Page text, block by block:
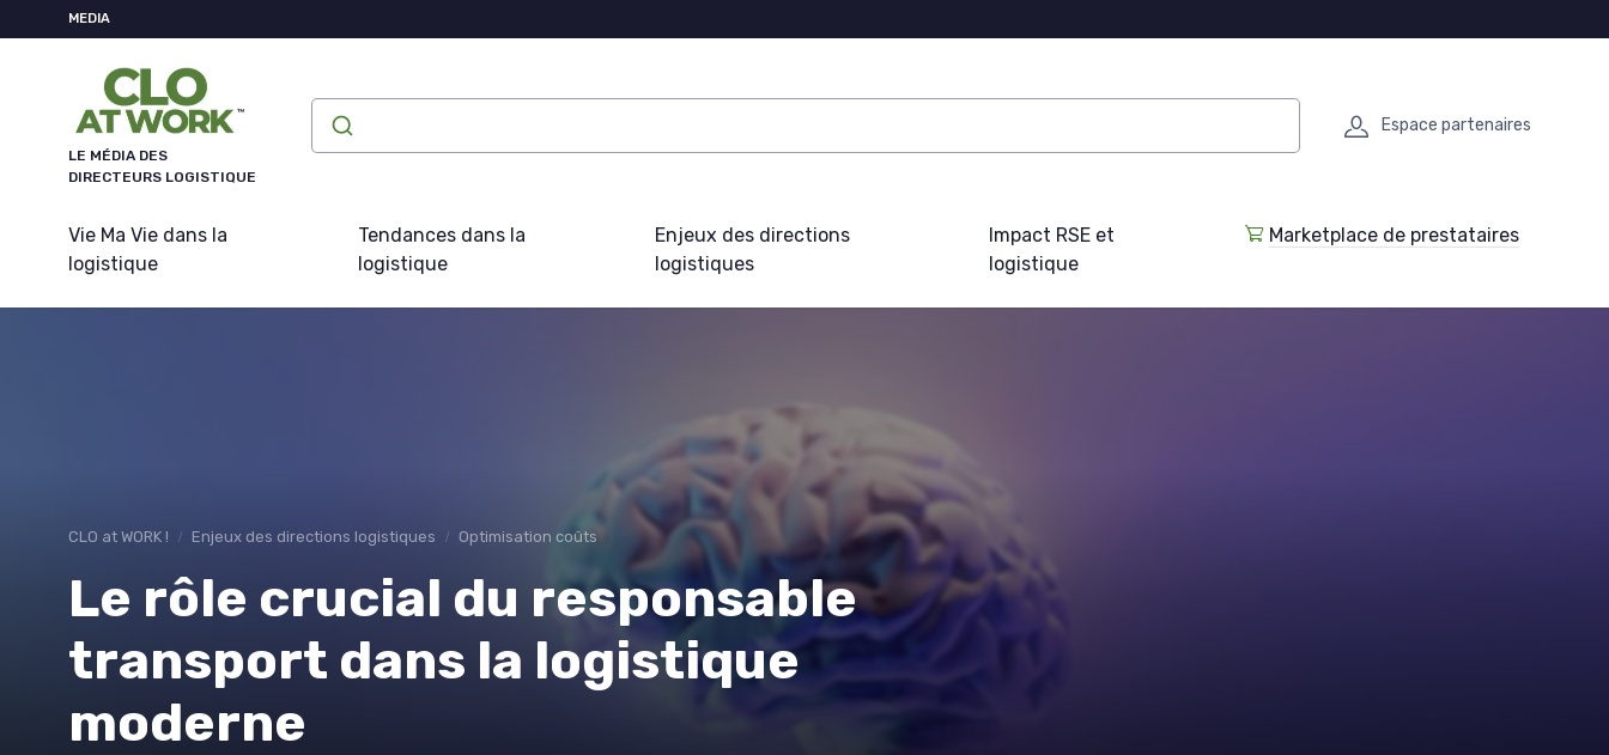
MEDIA
LE MÉDIA DES
DIRECTEURS LOGISTIQUE
Espace partenaires
Vie Ma Vie dans la
logistique
Tendances dans la
logistique
Enjeux des directions
logistiques
Impact RSE et
logistique
Marketplace de prestataires
CLO at WORK ! Enjeux des directions logistiques Optimisation coûts
Le rôle crucial du responsable
transport dans la logistique
moderne
Panneau de gestion des cookies